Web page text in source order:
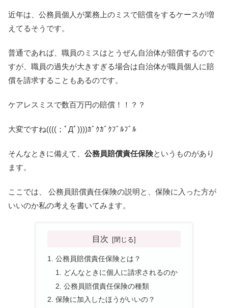
近年は、公務員個人が業務上のミスで賠償をするケースが増
えてるそうです。
普通であれば、職員のミスはとうぜん自治体が賠償するので
すが、職員の過失が大きすぎる場合は自治体が職員個人に賠
償を請求することもあるのです。
ケアレスミスで数百万円の賠償！！？？
大変ですね((((；ﾟДﾟ))))ｶﾞｸｶﾞｸﾌﾞﾙﾌﾞﾙ
そんなときに備えて、 公務員賠償責任保険というものがあり
ます。
ここでは、 公務員賠償責任保険の説明と、保険に入った方が
いいのか私の考えを書いてみます。
目次
公務員賠償責任保険とは？
どんなときに個人に請求されるのか
公務員賠償責任保険の種類
保険に加入したほうがいいの？